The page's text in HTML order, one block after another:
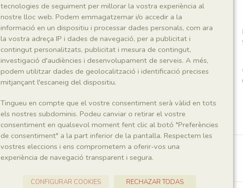
Taxonomia
Regne
Plantae
Classe
Génere
Montsechia
Localitat
tecnologies de seguiment per millorar la vostra experiència al
nostre lloc web. Podem emmagatzemar i/o accedir a la
informació en un dispositiu i processar dades personals, com ara
la vostra adreça IP i dades de navegació, per a publicitat i
contingut personalitzats, publicitat i mesura de contingut,
investigació d'audiències i desenvolupament de serveis. A més,
podem utilitzar dades de geolocalització i identificació precises
mitjançant l'escaneig del dispositiu.
Tingueu en compte que el vostre consentiment serà vàlid en tots
els nostres subdominis. Podeu canviar o retirar el vostre
consentiment en qualsevol moment fent clic al botó "Preferències
de consentiment" a la part inferior de la pantalla. Respectem les
vostres eleccions i ens comprometem a oferir-vos una
experiència de navegació transparent i segura.
CONFIGURAR COOKIES RECHAZAR TODAS